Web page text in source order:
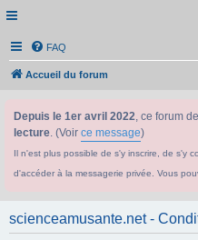
FAQ
Accueil du forum
Depuis le 1er avril 2022, ce forum
lecture. (Voir ce message)
Il n'est plus possible de s'y inscrire, de s'y
d'accéder à la messagerie privée. Vous
scienceamusante.net -